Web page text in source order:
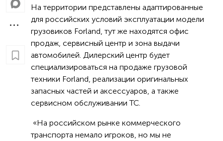
На территории представлены адаптированные
для российских условий эксплуатации модели
грузовиков Forland, тут же находятся офис
продаж, сервисный центр и зона выдачи
автомобилей. Дилерский центр будет
специализироваться на продаже грузовой
техники Forland, реализации оригинальных
запасных частей и аксессуаров, а также
сервисном обслуживании ТС.
«На российском рынке коммерческого
транспорта немало игроков, но мы не